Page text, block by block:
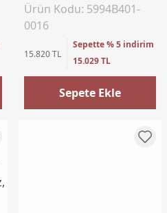
Ürün Kodu: 5994B401-
0016
15.820 TL
Sepette % 5 indirim
15.029 TL
Sepete Ekle